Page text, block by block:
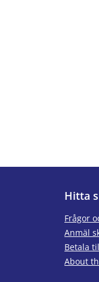
Hitta
Frågor
Anmäl
Betala
About